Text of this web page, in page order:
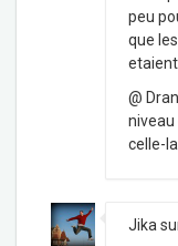
peu
que
etaient
@
celle-la…
Jika